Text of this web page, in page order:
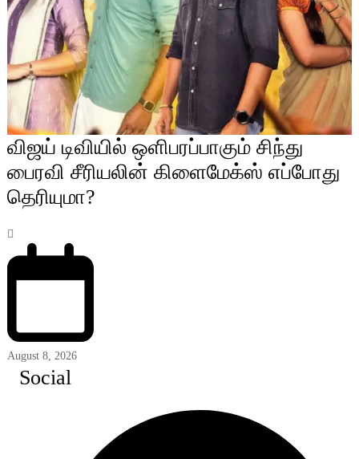
விஜய் டிவியில் ஒளிபரப்பாகும் சிந்து
பைரவி சீரியலின் கிளைமேக்ஸ் எப்போது
தெரியுமா?
August 8, 2026
Social